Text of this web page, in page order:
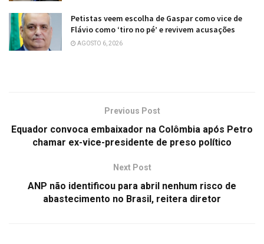
Petistas veem escolha de Gaspar como vice de
Flávio como ‘tiro no pé’ e revivem acusações
AGOSTO 6, 2026
Previous Post
Equador convoca embaixador na Colômbia após Petro
chamar ex-vice-presidente de preso político
Next Post
ANP não identificou para abril nenhum risco de
abastecimento no Brasil, reitera diretor